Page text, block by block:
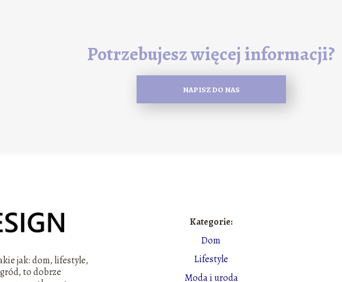
Potrzebujesz więcej informacji?
NAPISZ DO NAS
jak: dom, lifestyle,
to dobrze
Kategorie:
Dom
Lifestyle
Moda i uroda